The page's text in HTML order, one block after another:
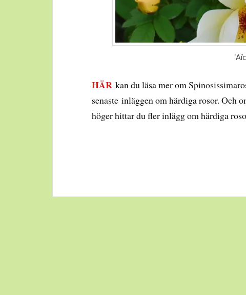
HÄR kan du läsa mer om
senaste inläggen om härdiga rosor. Och
höger hittar du fler inlägg om härdiga